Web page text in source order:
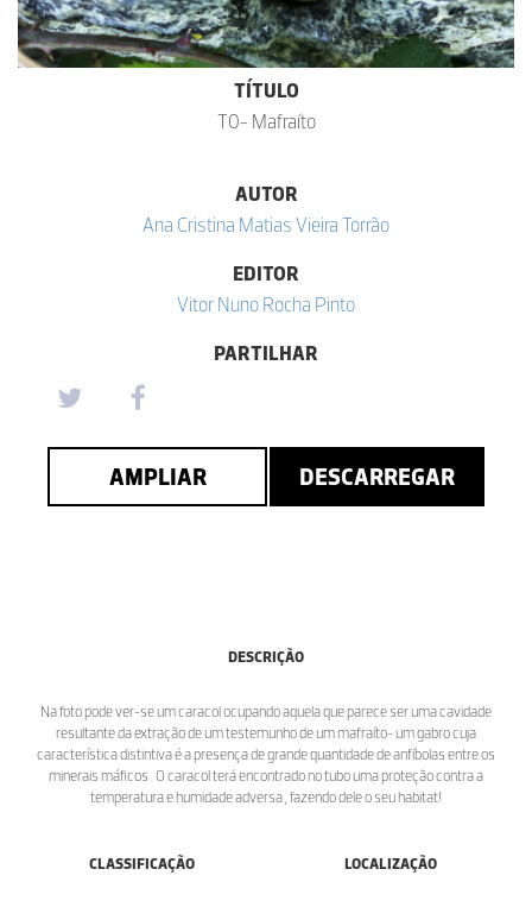
TÍTULO
T0- Mafraíto
AUTOR
Ana Cristina Matias Vieira Torrão
EDITOR
Vitor Nuno Rocha Pinto
PARTILHAR
AMPLIAR DESCARREGAR
DESCRIÇÃO
Na foto pode ver-se um caracol ocupando aquela que parece ser uma cavidade
resultante da extração de um testemunho de um mafraíto- um gabro cuja
característica distintiva é a presença de grande quantidade de anfíbolas entre os
minerais máficos . O caracol terá encontrado no tubo uma proteção contra a
temperatura e humidade adversa , fazendo dele o seu habitat!
CLASSIFICAÇÃO LOCALIZAÇÃO